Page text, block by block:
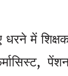
में शिक्षक